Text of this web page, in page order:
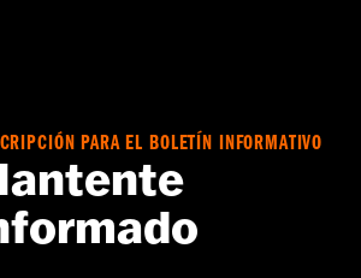
fuera del manillar. Consulta los
PARA EL BOLETÍN INFORMATIVO